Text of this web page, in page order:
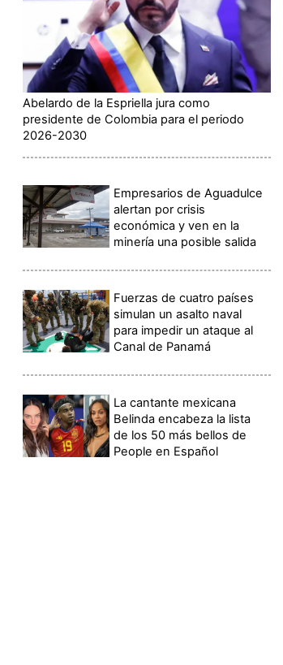
Abelardo de la Espriella jura como
presidente de Colombia para el periodo
2026-2030
Empresarios de Aguadulce
alertan por crisis
económica y ven en la
minería una posible salida
Fuerzas de cuatro países
simulan un asalto naval
para impedir un ataque al
Canal de Panamá
La cantante mexicana
Belinda encabeza la lista
de los 50 más bellos de
People en Español